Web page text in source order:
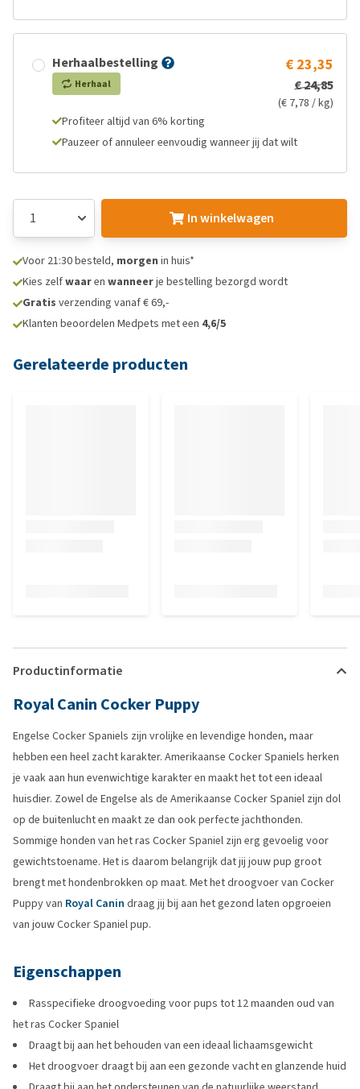
Herhaalbestelling
Herhaal
€ 23,35
€ 24,85
(€ 7,78 / kg)
Profiteer altijd van 6% korting
Pauzeer of annuleer eenvoudig wanneer jij dat wilt
In winkelwagen
Voor 21:30 besteld, morgen in huis*
Kies zelfwaaren wanneerje bestelling bezorgd wordt
Gratis verzending vanaf € 69,-
Klanten beoordelen Medpets met een 4,6/5
Gerelateerde producten
Productinformatie
Royal Canin Cocker Puppy
Engelse Cocker Spaniels zijn vrolijke en levendige honden, maar
hebben een heel zacht karakter. Amerikaanse Cocker Spaniels herken
je vaak aan hun evenwichtige karakter en maakt het tot een ideaal
huisdier. Zowel de Engelse als de Amerikaanse Cocker Spaniel zijn dol
op de buitenlucht en maakt ze dan ook perfecte jachthonden.
Sommige honden van het ras Cocker Spaniel zijn erg gevoelig voor
gewichtstoename. Het is daarom belangrijk dat jij jouw pup groot
brengt met hondenbrokken op maat. Met het droogvoer van Cocker
Puppy van Royal Canin draag jij bij aan het gezond laten opgroeien
van jouw Cocker Spaniel pup.
Eigenschappen
Rasspecifieke droogvoeding voor pups tot 12 maanden oud van
het ras Cocker Spaniel
Draagt bij aan het behouden van een ideaal lichaamsgewicht
Het droogvoer draagt bij aan een gezonde vacht en glanzende huid